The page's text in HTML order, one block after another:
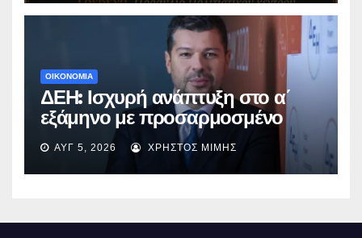
ΟΙΚΟΝΟΜΙΑ
ΔΕΗ: Ισχυρή ανάπτυξη στο α΄
εξάμηνο με προσαρμοσμένο
EBITDA στα €1,2 δισ.
ΑΥΓ 5, 2026 ΧΡΉΣΤΟΣ ΜΊΜΗΣ